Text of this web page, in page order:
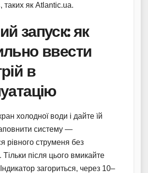
таких як Atlantic.ua.
запуск: як
ввести
в
холодної води і дайте їй
систему —
рівного струменя без
після цього вмикайте
загориться, через 10–